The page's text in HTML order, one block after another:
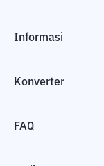
Informasi
Konverter
FAQ